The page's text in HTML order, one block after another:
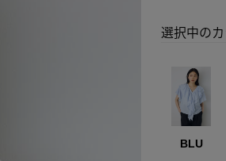
選択中の
BLU